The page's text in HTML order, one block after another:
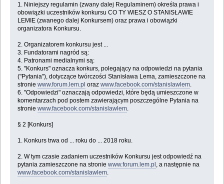
1. Niniejszy regulamin (zwany dalej Regulaminem) określa prawa i
obowiązki uczestników konkursu CO TY WIESZ O STANISŁAWIE
LEMIE (zwanego dalej Konkursem) oraz prawa i obowiązki
organizatora Konkursu.
2. Organizatorem konkursu jest ...
3. Fundatorami nagród są:
4. Patronami medialnymi są:
5. "Konkurs" oznacza konkurs, polegający na odpowiedzi na pytania
("Pytania"), dotyczące twórczości Stanisława Lema, zamieszczone na
stronie www.forum.lem.pl oraz www.facebook.com/stanislawlem.
6. "Odpowiedzi" oznaczają odpowiedzi, które będą umieszczone w
komentarzach pod postem zawierającym poszczególne Pytania na
stronie www.facebook.com/stanislawlem.
§ 2 [Konkurs]
1. Konkurs trwa od ... roku do ... 2018 roku.
2. W tym czasie zadaniem uczestników Konkursu jest odpowiedź na
pytania zamieszczone na stronie www.forum.lem.pl , a następnie na
www.facebook.com/stanislawlem.